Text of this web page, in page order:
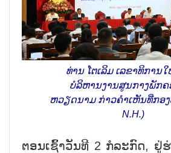
ທ່ານ ໂຕເລິມ ເລຂາທິການ
ບໍລິຫານງານສູນກາງພັກ
ຫວຽດນາມ ກ່າວຄຳເຫັນທີ່ກອ
N.H.)
ຕອນເຊົ້າວັນທີ 2 ກໍລະກົດ, ຢູ່